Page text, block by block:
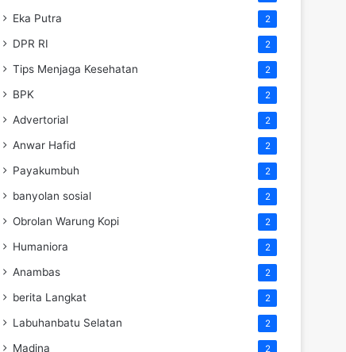
Eka Putra 2
DPR RI 2
Tips Menjaga Kesehatan 2
BPK 2
Advertorial 2
Anwar Hafid 2
Payakumbuh 2
banyolan sosial 2
Obrolan Warung Kopi 2
Humaniora 2
Anambas 2
berita Langkat 2
Labuhanbatu Selatan 2
Madina 2